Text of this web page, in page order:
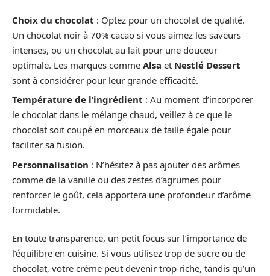
Choix du chocolat : Optez pour un chocolat de qualité.
Un chocolat noir à 70% cacao si vous aimez les saveurs
intenses, ou un chocolat au lait pour une douceur
optimale. Les marques comme Alsa et Nestlé Dessert
sont à considérer pour leur grande efficacité.
Température de l’ingrédient : Au moment d’incorporer
le chocolat dans le mélange chaud, veillez à ce que le
chocolat soit coupé en morceaux de taille égale pour
faciliter sa fusion.
Personnalisation : N’hésitez à pas ajouter des arômes
comme de la vanille ou des zestes d’agrumes pour
renforcer le goût, cela apportera une profondeur d’arôme
formidable.
En toute transparence, un petit focus sur l’importance de
l’équilibre en cuisine. Si vous utilisez trop de sucre ou de
chocolat, votre crème peut devenir trop riche, tandis qu’un